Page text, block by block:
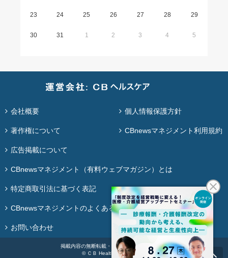
23 24 25 26 27 28 29
30 31 1 2 3 4 5
会社概要 個人情報保護方針
著作権について CBnewsマネジメント利用規約
広告掲載について
CBnewsマネジメント（有料ウェブマガジン）とは
特定商取引法に基づく表記
CBnewsマネジメントのよくある質問
お問い合わせ
掲載内容の無断転載・再配布は固く禁じます。
© ＣＢ Healthcare Co., Ltd.